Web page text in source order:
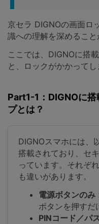
京セラ DIGNOの画面ロ
識への理解を深めること
ここでは、DIGNOに搭
と、ロックがかかって
Part1-1：DIGNOに
プとは？
DIGNOスマホには、
搭載されており、セ
っています。それぞ
も違いがあります。
電源ボタンのみ
ボタンを押すだ
PINコード／パ